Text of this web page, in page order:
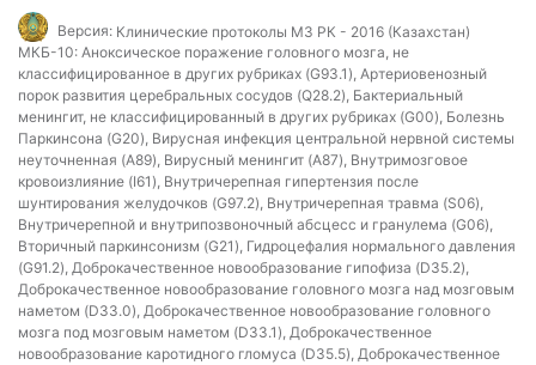
Версия: Клинические протоколы МЗ РК - 2016 (Казахстан)
МКБ-10: Аноксическое поражение головного мозга, не
классифицированное в других рубриках (G93.1), Артериовенозный
порок развития церебральных сосудов (Q28.2), Бактериальный
менингит, не классифицированный в других рубриках (G00), Болезнь
Паркинсона (G20), Вирусная инфекция центральной нервной системы
неуточненная (A89), Вирусный менингит (A87), Внутримозговое
кровоизлияние (I61), Внутричерепная гипертензия после
шунтирования желудочков (G97.2), Внутричерепная травма (S06),
Внутричерепной и внутрипозвоночный абсцесс и гранулема (G06),
Вторичный паркинсонизм (G21), Гидроцефалия нормального давления
(G91.2), Доброкачественное новообразование гипофиза (D35.2),
Доброкачественное новообразование головного мозга над мозговым
наметом (D33.0), Доброкачественное новообразование головного
мозга под мозговым наметом (D33.1), Доброкачественное
новообразование каротидного гломуса (D35.5), Доброкачественное